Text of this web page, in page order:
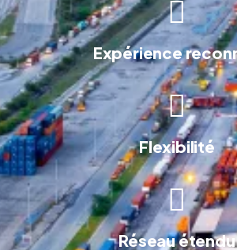
Expérience
Flexibilité
Réseau étendu